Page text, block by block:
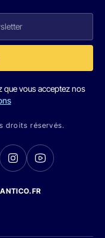
que vous acceptez nos
droits réservés.